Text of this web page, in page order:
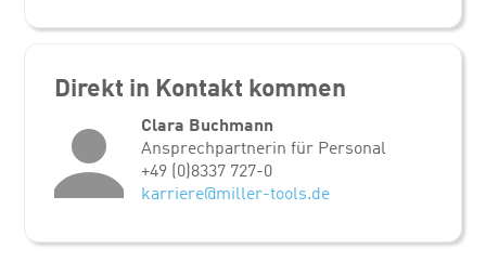
Direkt in Kontakt kommen
Clara Buchmann
Ansprechpartnerin für Personal
+49 (0)8337 727-0
karriere@miller-tools.de